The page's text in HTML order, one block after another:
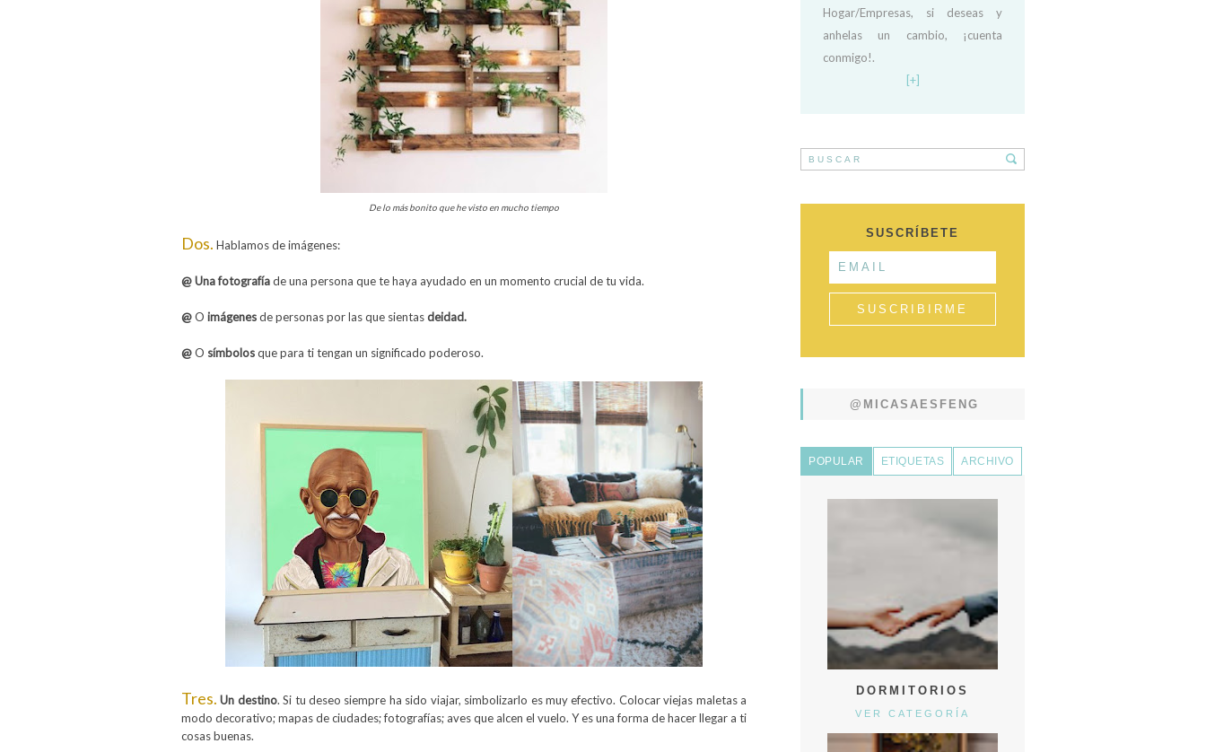
De lo más bonito que he visto en mucho tiempo
Dos. Hablamos de imágenes:
@Una fotografíade una persona que te haya ayudado en un momento crucial de tu vida.
@O imágenesde personas por las que sientasdeidad.
@O símbolosque para ti tengan un significado poderoso.
Tres. Un destino. Si tu deseo siempre ha sido viajar, simbolizarlo es muy efectivo. Colocar viejas maletas a
modo decorativo; mapas de ciudades; fotografías; aves que alcen el vuelo. Y es una forma de hacer llegar a ti
cosas buenas.
Hogar/Empresas, si deseas y
anhelas un cambio, ¡cuenta
conmigo!.
[+]
SUSCRÍBETE
@MICASAESFENG
POPULAR ETIQUETAS ARCHIVO
DORMITORIOS
VER CATEGORÍA